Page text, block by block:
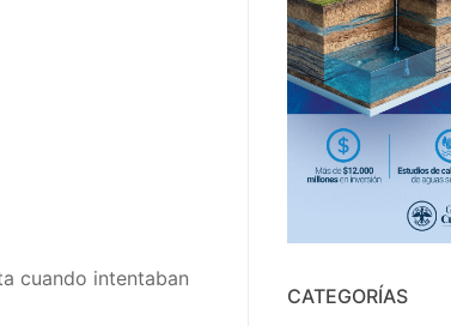
cuando intentaban
CATEGORÍAS